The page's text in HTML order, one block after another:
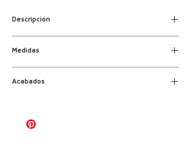
Descripción
fabricada en piedra artificial.
Medidas
Acabados